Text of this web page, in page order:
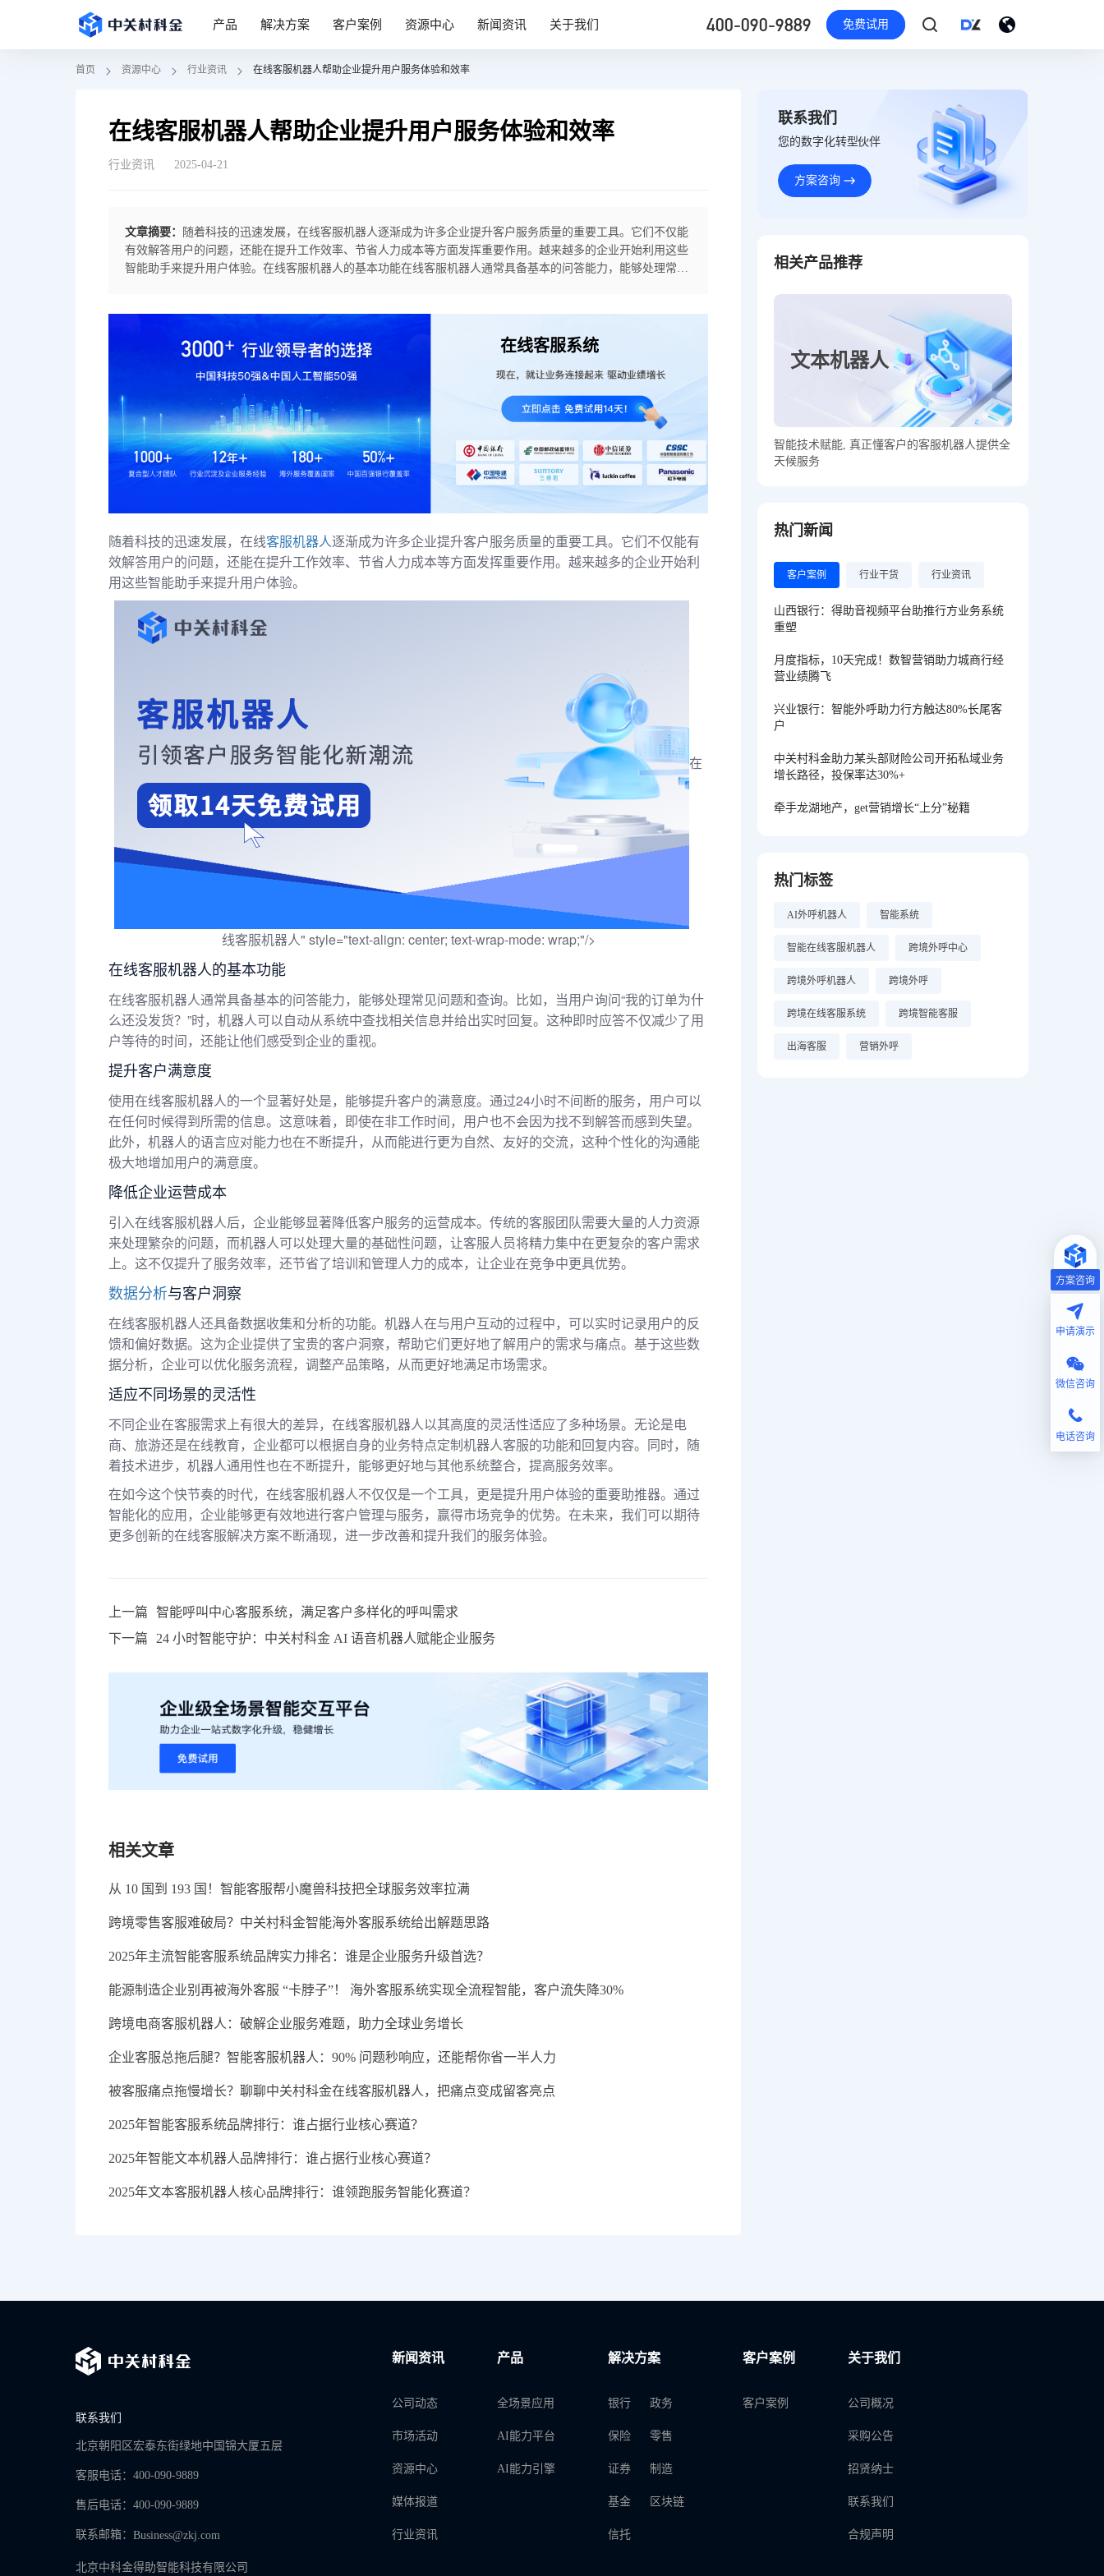
产品 解决方案 客户案例 资源中心 新闻资讯 关于我们 400-090-9889 免费试用
首页 资源中心 行业资讯 在线客服机器人帮助企业提升用户服务体验和效率
在线客服机器人帮助企业提升用户服务体验和效率
行业资讯 2025-04-21
文章摘要：
随着科技的迅速发展，在线客服机器人逐渐成为许多企业提升客户服务质量的重要工具。它们不仅能
有效解答用户的问题，还能在提升工作效率、节省人力成本等方面发挥重要作用。越来越多的企业开始利用这些
智能助手来提升用户体验。在线客服机器人的基本功能在线客服机器人通常具备基本的问答能力，能够处理常见
在线客服系统
随着科技的迅速发展，在线客服机器人逐渐成为许多企业提升客户服务质量的重要工具。它们不仅能有
效解答用户的问题，还能在提升工作效率、节省人力成本等方面发挥重要作用。越来越多的企业开始利
用这些智能助手来提升用户体验。
在
线客服机器人" style="text-align: center; text-wrap-mode: wrap;"/>
在线客服机器人的基本功能
在线客服机器人通常具备基本的问答能力，能够处理常见问题和查询。比如，当用户询问“我的订单为什
么还没发货？”时，机器人可以自动从系统中查找相关信息并给出实时回复。这种即时应答不仅减少了用
户等待的时间，还能让他们感受到企业的重视。
提升客户满意度
使用在线客服机器人的一个显著好处是，能够提升客户的满意度。通过24小时不间断的服务，用户可以
在任何时候得到所需的信息。这意味着，即使在非工作时间，用户也不会因为找不到解答而感到失望。
此外，机器人的语言应对能力也在不断提升，从而能进行更为自然、友好的交流，这种个性化的沟通能
极大地增加用户的满意度。
降低企业运营成本
引入在线客服机器人后，企业能够显著降低客户服务的运营成本。传统的客服团队需要大量的人力资源
来处理繁杂的问题，而机器人可以处理大量的基础性问题，让客服人员将精力集中在更复杂的客户需求
上。这不仅提升了服务效率，还节省了培训和管理人力的成本，让企业在竞争中更具优势。
数据分析与客户洞察
在线客服机器人还具备数据收集和分析的功能。机器人在与用户互动的过程中，可以实时记录用户的反
馈和偏好数据。这为企业提供了宝贵的客户洞察，帮助它们更好地了解用户的需求与痛点。基于这些数
据分析，企业可以优化服务流程，调整产品策略，从而更好地满足市场需求。
适应不同场景的灵活性
不同企业在客服需求上有很大的差异，在线客服机器人以其高度的灵活性适应了多种场景。无论是电
商、旅游还是在线教育，企业都可以根据自身的业务特点定制机器人客服的功能和回复内容。同时，随
着技术进步，机器人通用性也在不断提升，能够更好地与其他系统整合，提高服务效率。
在如今这个快节奏的时代，在线客服机器人不仅仅是一个工具，更是提升用户体验的重要助推器。通过
智能化的应用，企业能够更有效地进行客户管理与服务，赢得市场竞争的优势。在未来，我们可以期待
更多创新的在线客服解决方案不断涌现，进一步改善和提升我们的服务体验。
上一篇
智能呼叫中心客服系统，满足客户多样化的呼叫需求
下一篇
24 小时智能守护：中关村科金 AI 语音机器人赋能企业服务
相关文章
从 10 国到 193 国！智能客服帮小魔兽科技把全球服务效率拉满
跨境零售客服难破局？中关村科金智能海外客服系统给出解题思路
2025年主流智能客服系统品牌实力排名：谁是企业服务升级首选？
能源制造企业别再被海外客服 “卡脖子”！ 海外客服系统实现全流程智能，客户流失降30%
跨境电商客服机器人：破解企业服务难题，助力全球业务增长
企业客服总拖后腿？智能客服机器人：90% 问题秒响应，还能帮你省一半人力
被客服痛点拖慢增长？聊聊中关村科金在线客服机器人，把痛点变成留客亮点
2025年智能客服系统品牌排行：谁占据行业核心赛道？
2025年智能文本机器人品牌排行：谁占据行业核心赛道？
2025年文本客服机器人核心品牌排行：谁领跑服务智能化赛道？
联系我们
您的数字化转型伙伴
方案咨询
相关产品推荐
文本机器人
智能技术赋能, 真正懂客户的客服机器人提供全
天候服务
热门新闻
客户案例 行业干货 行业资讯
山西银行：得助音视频平台助推行方业务系统
重塑
月度指标，10天完成！数智营销助力城商行经
营业绩腾飞
兴业银行：智能外呼助力行方触达80%长尾客
户
中关村科金助力某头部财险公司开拓私域业务
增长路径，投保率达30%+
牵手龙湖地产，get营销增长“上分”秘籍
热门标签
AI外呼机器人 智能系统
智能在线客服机器人 跨境外呼中心
跨境外呼机器人 跨境外呼
跨境在线客服系统 跨境智能客服
出海客服 营销外呼
联系我们
北京朝阳区宏泰东街绿地中国锦大厦五层
客服电话：400-090-9889
售后电话：400-090-9889
联系邮箱： Business@zkj.com
北京中科金得助智能科技有限公司
新闻资讯
公司动态
市场活动
资源中心
媒体报道
行业资讯
产品
全场景应用
AI能力平台
AI能力引擎
解决方案
银行
保险
证券
基金
信托
政务
零售
制造
区块链
客户案例
客户案例
关于我们
公司概况
采购公告
招贤纳士
联系我们
合规声明
方案咨询
申请演示
微信咨询
电话咨询